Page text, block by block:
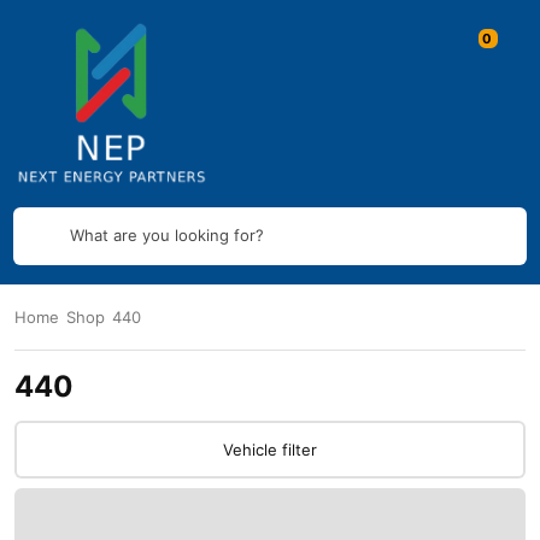
What are you looking for?
Home Shop 440
440
Vehicle filter